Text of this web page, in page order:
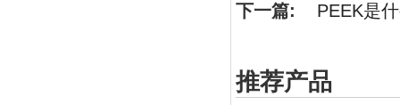
下一篇: PEEK是
推荐产品